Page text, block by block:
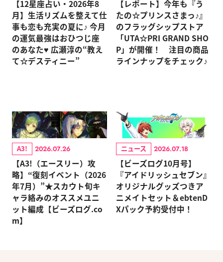
【12星座占い・2026年8
月】生活リズムを整えて仕
事も恋も充実の夏に♪ 今月
の運気最強はおひつじ座
のあなた♥ 広瀬淳の“教え
て☆デスティニー”
【レポート】今年も『う
たの☆プリンスさまっ♪』
のフラッグシップストア
「UTA☆PRI GRAND SHO
P」が開催！ 注目の商品
ラインナップをチェック♪
A3! 2026.07.26
【A3!（エースリー）攻
略】“復刻イベント（2026
年7月）”★スカウト旬キ
ャラ絡みのオススメユニ
ット編成【ビーズログ.co
m】
ニュース 2026.07.18
【ビーズログ10月号】
『アイドリッシュセブン』
オリジナルグッズつきア
ニメイトセット＆ebtenD
Xパック予約受付中！